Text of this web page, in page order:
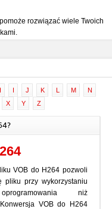
rozwiązać wiele Twoich
I J K L M
N
X Y Z
VOB do H264 pozwoli
pliku przy wykorzystaniu
niż
VOB do H264